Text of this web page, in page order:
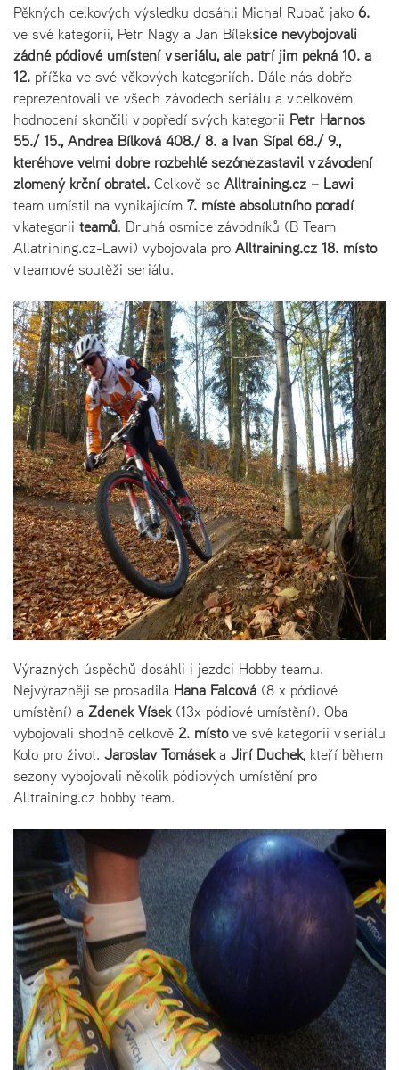
Pěkných celkových výsledku dosáhli Michal Rubač jako 6.
ve své kategorii, Petr Nagy a Jan Bíleksice nevybojovali
žádné pódiové umístění v seriálu, ale patří jim pěkná 10. a
12. příčka ve své věkových kategoriích. Dále nás dobře
reprezentovali ve všech závodech seriálu a v celkovém
hodnocení skončili v popředí svých kategorii Petr Harnoš
55./ 15., Andrea Bílková 408./ 8. a Ivan Šípal 68./ 9.,
kteréhove velmi dobře rozběhlé sezóně zastavil v závodění
zlomený krční obratel. Celkově se Alltraining.cz – Lawi
team umístil na vynikajícím 7. místě absolutního pořadí
v kategorii teamů. Druhá osmice závodníků (B Team
Allatrining.cz-Lawi) vybojovala pro Alltraining.cz 18. místo
v teamové soutěži seriálu.
Výrazných úspěchů dosáhli i jezdci Hobby teamu.
Nejvýrazněji se prosadila Hana Falcová (8 x pódiové
umístění) a Zdeněk Víšek(13x pódiové umístění). Oba
vybojovali shodně celkově 2. místove své kategorii v seriálu
Kolo pro život. Jaroslav Tomášeka Jiří Duchek, kteří během
sezony vybojovali několik pódiových umístění pro
Alltraining.cz hobby team.